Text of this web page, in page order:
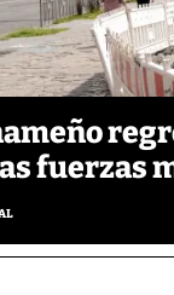
fuerzas